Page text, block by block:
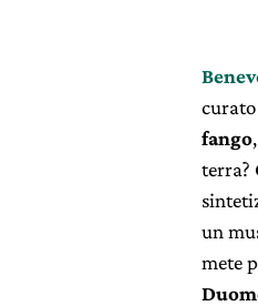
fango
terra?
un
mete